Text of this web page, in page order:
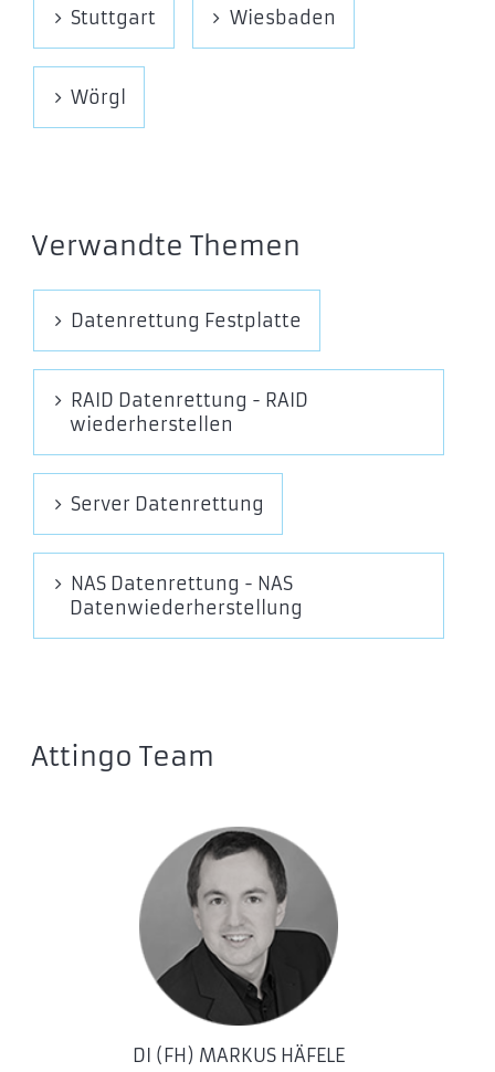
Stuttgart Wiesbaden
Wörgl
Verwandte Themen
Datenrettung Festplatte
RAID Datenrettung - RAID
wiederherstellen
Server Datenrettung
NAS Datenrettung - NAS
Datenwiederherstellung
Attingo Team
DI (FH) MARKUS HÄFELE